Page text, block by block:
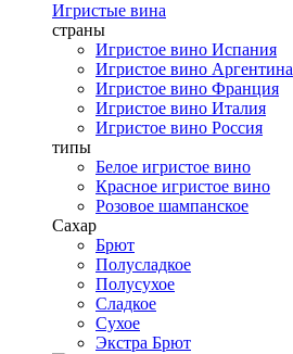
Игристые вина
страны
Игристое вино Испания
Игристое вино Аргентина
Игристое вино Франция
Игристое вино Италия
Игристое вино Россия
типы
Белое игристое вино
Красное игристое вино
Розовое шампанское
Сахар
Брют
Полусладкое
Полусухое
Сладкое
Сухое
Экстра Брют